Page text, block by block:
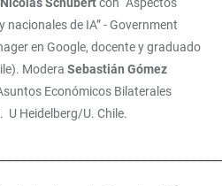
de IA” - Government
en Google, docente y graduado
Modera Sebastián Gómez
Económicos Bilaterales
U Heidelberg/U. Chile.